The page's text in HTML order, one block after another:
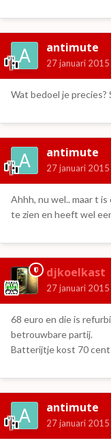
antimute
27 januari 2015
Wat bedoel je precies?
antimute
27 januari 2015
Ahhh, nu wel.. maar t
te zien en heeft wel
djkoelkast
27 januari 2015
68 euro en die is
betrouwbare partij.
Batterijtje kost 70 cent
antimute
27 januari 2015